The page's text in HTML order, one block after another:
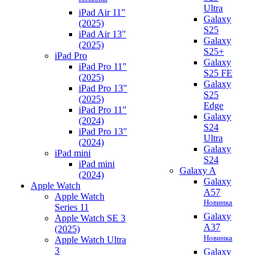
iPad Air 11"
(2025)
iPad Air 13"
(2025)
iPad Pro
iPad Pro 11"
(2025)
iPad Pro 13"
(2025)
iPad Pro 11"
(2024)
iPad Pro 13"
(2024)
iPad mini
iPad mini
(2024)
Apple Watch
Apple Watch
Series 11
Apple Watch SE 3
(2025)
Apple Watch Ultra
3
Ultra
Galaxy
S25
Galaxy
S25+
Galaxy
S25 FE
Galaxy
S25
Edge
Galaxy
S24
Ultra
Galaxy
S24
Galaxy A
Galaxy
A57
Новинка
Galaxy
A37
Новинка
Galaxy